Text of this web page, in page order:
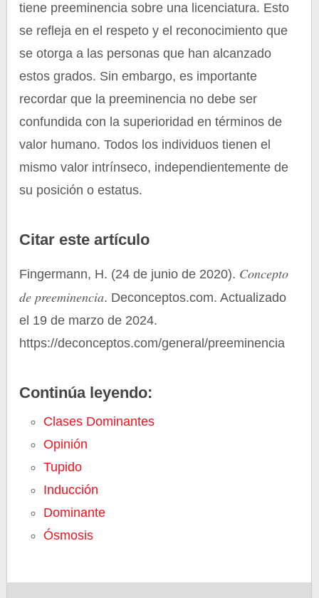
tiene preeminencia sobre una licenciatura. Esto
se refleja en el respeto y el reconocimiento que
se otorga a las personas que han alcanzado
estos grados. Sin embargo, es importante
recordar que la preeminencia no debe ser
confundida con la superioridad en términos de
valor humano. Todos los individuos tienen el
mismo valor intrínseco, independientemente de
su posición o estatus.
Citar este artículo
Fingermann, H. (24 de junio de 2020). Concepto
de preeminencia. Deconceptos.com. Actualizado
el 19 de marzo de 2024.
https://deconceptos.com/general/preeminencia
Continúa leyendo:
Clases Dominantes
Opinión
Tupido
Inducción
Dominante
Ósmosis